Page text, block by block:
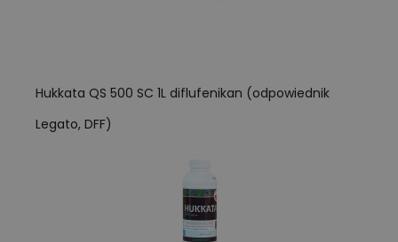
Hukkata QS 500 SC 1L diflufenikan (odpowiednik
Legato, DFF)